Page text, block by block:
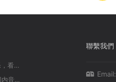
在海外听不了QQ音乐/网易云音乐，看不了国内视频有地域限制怎么办？
在国外看不了国内视频？听不了国内音乐？全网最低价-加速喵 海外党翻墙回国首选
聯繫我們
Email: